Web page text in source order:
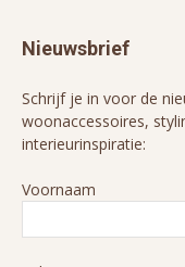
Nieuwsbrief
Schrijf je in voor de
woonaccessoires,
interieurinspiratie:
Voornaam